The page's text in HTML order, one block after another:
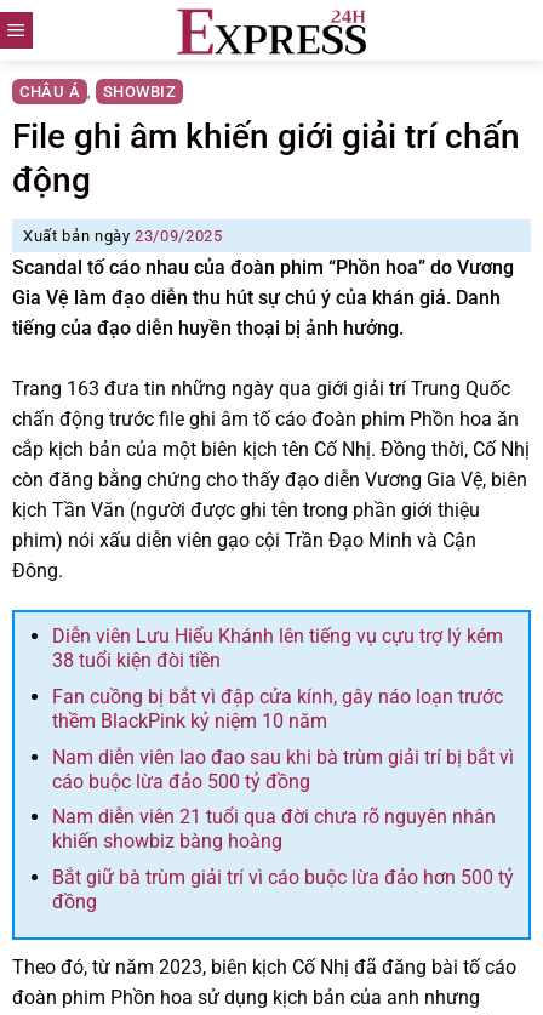
Skip
to
content
CHÂU Á , SHOWBIZ
File ghi âm khiến giới giải trí chấn
động
Xuất bản ngày23/09/2025
Scandal tố cáo nhau của đoàn phim “Phồn hoa” do Vương
Gia Vệ làm đạo diễn thu hút sự chú ý của khán giả. Danh
tiếng của đạo diễn huyền thoại bị ảnh hưởng.
Trang 163 đưa tin những ngày qua giới giải trí Trung Quốc
chấn động trước file ghi âm tố cáo đoàn phim Phồn hoa ăn
cắp kịch bản của một biên kịch tên Cố Nhị. Đồng thời, Cố Nhị
còn đăng bằng chứng cho thấy đạo diễn Vương Gia Vệ, biên
kịch Tần Văn (người được ghi tên trong phần giới thiệu
phim) nói xấu diễn viên gạo cội Trần Đạo Minh và Cận
Đông.
Diễn viên Lưu Hiểu Khánh lên tiếng vụ cựu trợ lý kém
38 tuổi kiện đòi tiền
Fan cuồng bị bắt vì đập cửa kính, gây náo loạn trước
thềm BlackPink kỷ niệm 10 năm
Nam diễn viên lao đao sau khi bà trùm giải trí bị bắt vì
cáo buộc lừa đảo 500 tỷ đồng
Nam diễn viên 21 tuổi qua đời chưa rõ nguyên nhân
khiến showbiz bàng hoàng
Bắt giữ bà trùm giải trí vì cáo buộc lừa đảo hơn 500 tỷ
đồng
Theo đó, từ năm 2023, biên kịch Cố Nhị đã đăng bài tố cáo
đoàn phim Phồn hoa sử dụng kịch bản của anh nhưng